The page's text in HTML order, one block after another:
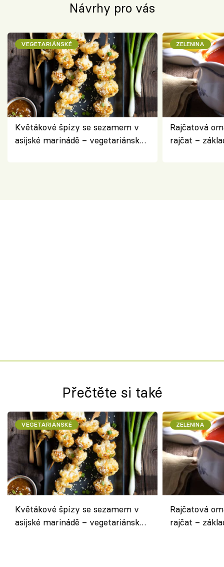
Návrhy pro vás
VEGETARIÁNSKÉ
Květákové špízy se sezamem v
asijské marinádě – vegetariánská
ZELENINA
Rajčatová
rajčat –
Přečtěte si také
VEGETARIÁNSKÉ
Květákové špízy se sezamem v
asijské marinádě – vegetariánská
ZELENINA
Rajčatová
rajčat –